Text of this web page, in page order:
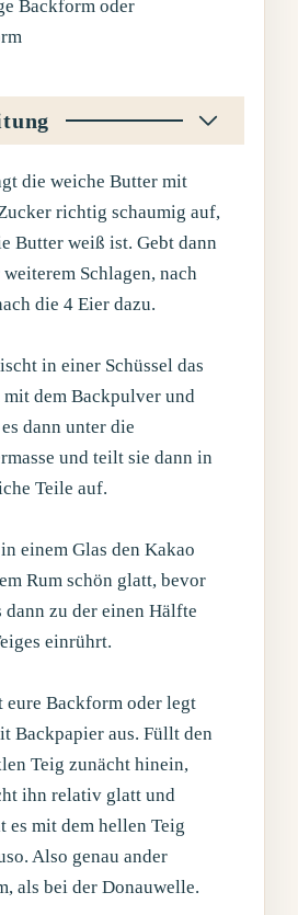
Backform oder
die weiche Butter mit
richtig schaumig auf,
Butter weiß ist. Gebt dann
Schlagen, nach
die 4 Eier dazu.
in einer Schüssel das
dem Backpulver und
dann unter die
und teilt sie dann in
Teile auf.
einem Glas den Kakao
Rum schön glatt, bevor
dann zu der einen Hälfte
einrührt.
eure Backform oder legt
Backpapier aus. Füllt den
Teig zunächt hinein,
ihn relativ glatt und
es mit dem hellen Teig
Also genau ander
als bei der Donauwelle.